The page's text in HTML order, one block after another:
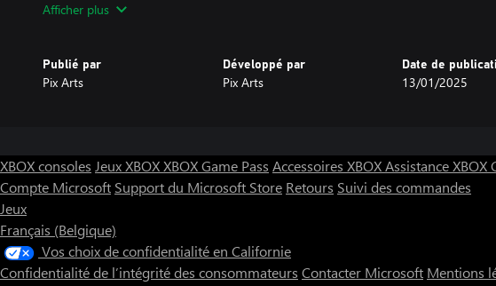
dessin animé.
Déverrouillez de puissants bonus pour améliorer votre jeu :
- Frappez des briques et des personnages de dessins animés
Il n'y a pas que les briques qui vous barrent la route : les personnages de dessins
- Des niveaux créatifs et stimulants
Chaque niveau offre une disposition unique, des obstacles astucieux et des
ce qui permet de garder le gameplay frais et excitant. Un mode sans fin est
Afficher plus
Publié par
Pix Arts
Développé par
Pix Arts
Date de
13/01/2025
XBOX consoles Jeux XBOXXBOX Game Pass Accessoires XBOXAssistance XBOX
Compte Microsoft Support du Microsoft Store Retours Suivi des commandes
Jeux
Français (Belgique)
Vos choix de confidentialité en Californie
Confidentialité de l’intégrité des consommateurs Contacter Microsoft Mentions